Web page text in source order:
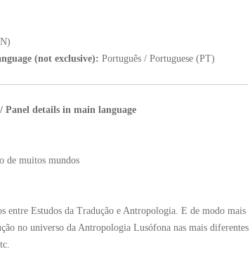
(not exclusive): Português / Portuguese (PT)
details in main language
de muitos mundos
entre Estudos da Tradução e Antropologia. E de modo mais
no universo da Antropologia Lusófona nas mais diferentes